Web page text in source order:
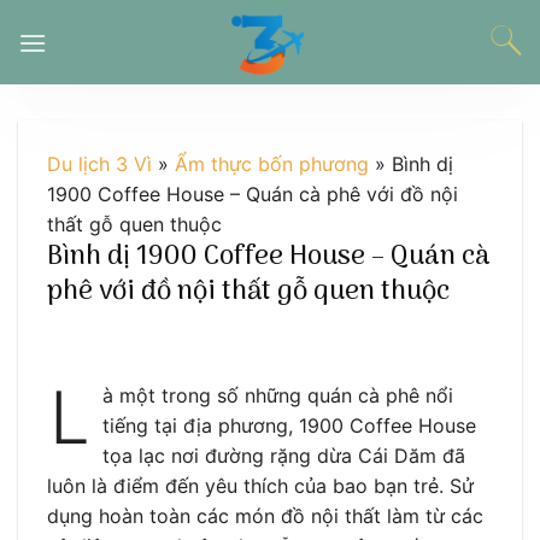
đến
Du lịch 3 Vì » Ẩm thực bốn phương » Bình dị
1900 Coffee House – Quán cà phê với đồ nội
thất gỗ quen thuộc
Bình dị 1900 Coffee House – Quán cà
phê với đồ nội thất gỗ quen thuộc
L
à một trong số những quán cà phê nổi
tiếng tại địa phương, 1900 Coffee House
tọa lạc nơi đường rặng dừa Cái Dăm đã
luôn là điểm đến yêu thích của bao bạn trẻ. Sử
dụng hoàn toàn các món đồ nội thất làm từ các